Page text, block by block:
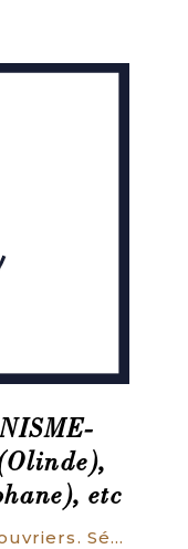
etc
Enseignement des ouvriers. Séance du dimanche 18 décembre 1831.